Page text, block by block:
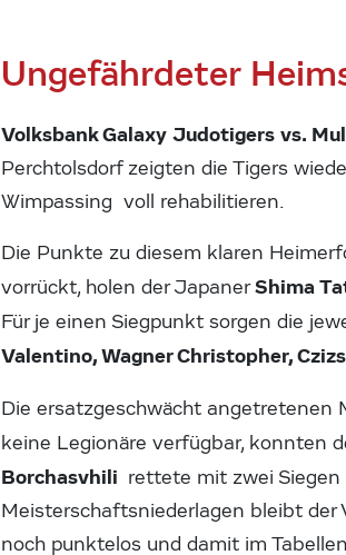
Ungefährdeter
Volksbank Galaxy Judotigers vs.
Perchtolsdorf zeigten die Tigers
Wimpassing voll rehabilitieren.
Die Punkte zu diesem klaren
vorrückt, holen der JapanerShima
Für je einen Siegpunkt sorgen die
Valentino, Wagner Christopher,
Die ersatzgeschwächt angetretenen
keine Legionäre verfügbar, konnten
Borchasvhili rettete mit zwei Siegen
Meisterschaftsniederlagen bleibt der
noch punktelos und damit im